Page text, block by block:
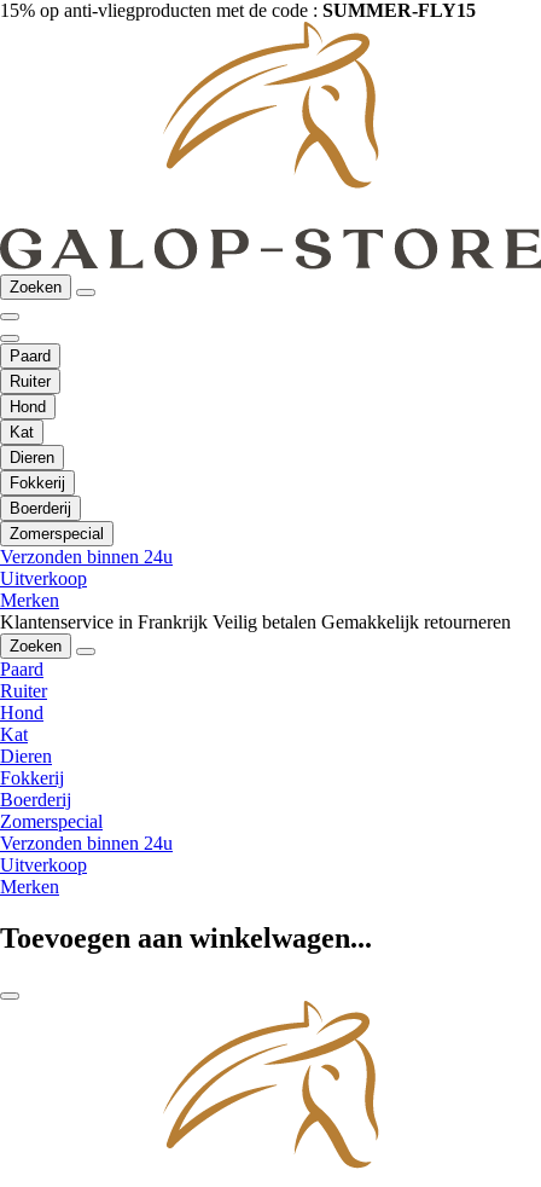
15% op anti-vliegproducten met de code : SUMMER-FLY15
Zoeken
Paard
Ruiter
Hond
Kat
Dieren
Fokkerij
Boerderij
Zomerspecial
Verzonden binnen 24u
Uitverkoop
Merken
Klantenservice in Frankrijk Veilig betalen Gemakkelijk retourneren
Zoeken
Paard
Ruiter
Hond
Kat
Dieren
Fokkerij
Boerderij
Zomerspecial
Verzonden binnen 24u
Uitverkoop
Merken
Toevoegen aan winkelwagen...